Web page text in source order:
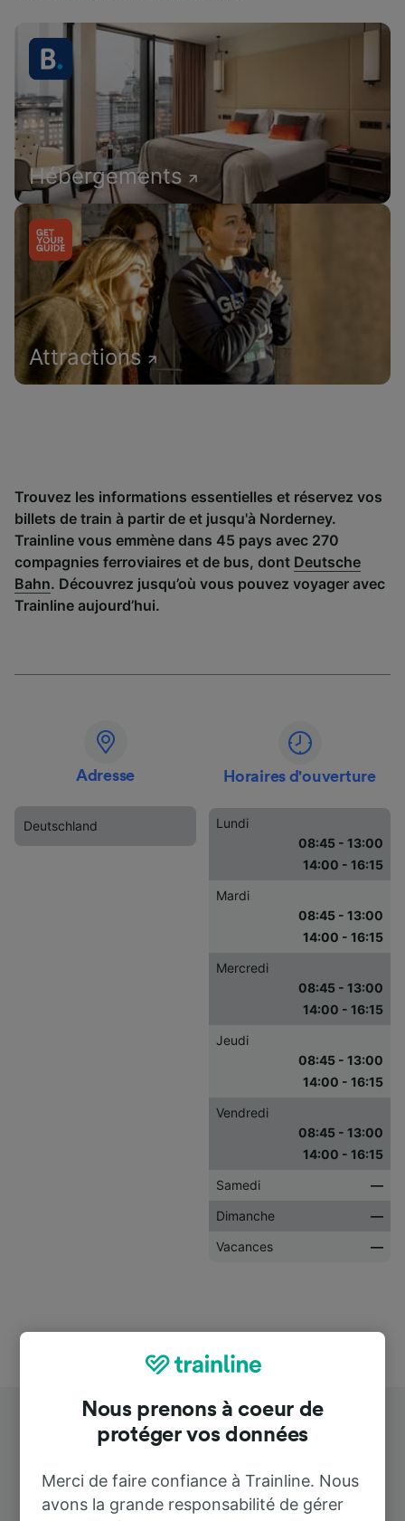
Hébergements
Attractions
Trouvez les informations essentielles et réservez vos
billets de train à partir de et jusqu'à Norderney.
Trainline vous emmène dans 45 pays avec 270
compagnies ferroviaires et de bus, dont Deutsche
Bahn. Découvrez jusqu’où vous pouvez voyager avec
Trainline aujourd’hui.
Adresse
Deutschland
Horaires d'ouverture
Lundi
08:45 - 13:00
14:00 - 16:15
Mardi
08:45 - 13:00
14:00 - 16:15
Mercredi
08:45 - 13:00
14:00 - 16:15
Jeudi
08:45 - 13:00
14:00 - 16:15
Vendredi
08:45 - 13:00
14:00 - 16:15
Samedi
—
Dimanche
—
Vacances
—
Nous prenons à coeur de
protéger vos données
Merci de faire confiance à Trainline. Nous
avons la grande responsabilité de gérer